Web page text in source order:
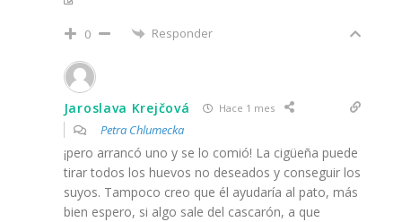
0 Responder
Jaroslava Krejčová Hace 1 mes
Petra Chlumecka
¡pero arrancó uno y se lo comió! La cigüeña puede
tirar todos los huevos no deseados y conseguir los
suyos. Tampoco creo que él ayudaría al pato, más
bien espero, si algo sale del cascarón, a que